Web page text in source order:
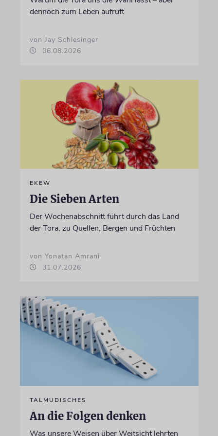
dennoch zum Leben aufruft
von Jay Schlesinger
06.08.2026
EKEW
Die Sieben Arten
Der Wochenabschnitt führt durch das Land
der Tora, zu Quellen, Bergen und Früchten
von Yonatan Amrani
31.07.2026
TALMUDISCHES
An die Folgen denken
Was unsere Weisen über Weitsicht lehrten